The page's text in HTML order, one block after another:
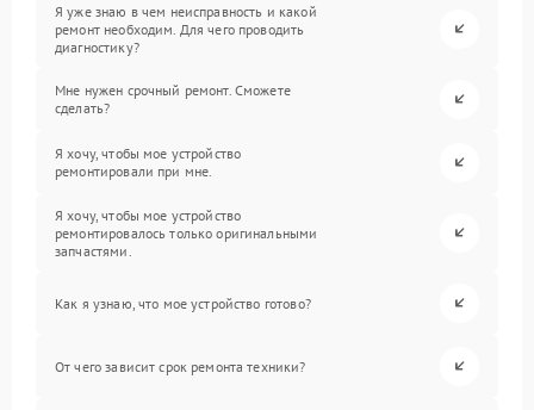
Я уже знаю в чем неисправность и какой
ремонт необходим. Для чего проводить
диагностику?
Мне нужен срочный ремонт. Сможете
сделать?
Я хочу, чтобы мое устройство
ремонтировали при мне.
Я хочу, чтобы мое устройство
ремонтировалось только оригинальными
запчастями.
Как я узнаю, что мое устройство готово?
От чего зависит срок ремонта техники?